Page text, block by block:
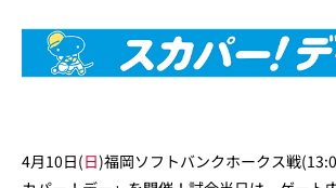
4月10日(日)福岡ソフトバンクホークス戦